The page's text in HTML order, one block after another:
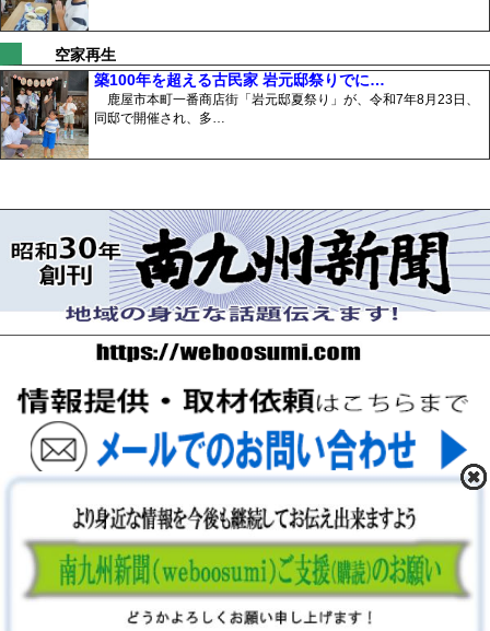
空家再生
築100年を超える古民家 岩元邸祭りでに…
鹿屋市本町一番商店街「岩元邸夏祭り」が、令和7年8月23日、
同邸で開催され、多…
〒893-0061 鹿児島県鹿屋市上谷町9-5-5 FAX 0994-42-
3547
Copyright (C) 2026 南九州新聞社. ALL Rights Reserved.